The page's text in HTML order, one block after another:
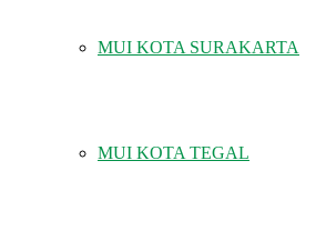
MUI KOTA SURAKARTA
MUI KOTA TEGAL